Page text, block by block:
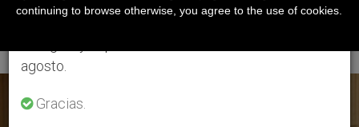
De Roma’
ÚLTIMAS NOTICIAS
agosto.
Gracias.
continuing to browse otherwise, you agree to the use of cookies.